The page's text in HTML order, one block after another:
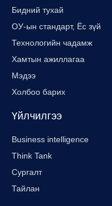
Бидний тухай
ОУ-ын стандарт, Ёс зүй
Технологийн чадамж
Хамтын ажиллагаа
Мэдээ
Холбоо барих
Үйлчилгээ
Business intelligence
Think Tank
Сургалт
Тайлан